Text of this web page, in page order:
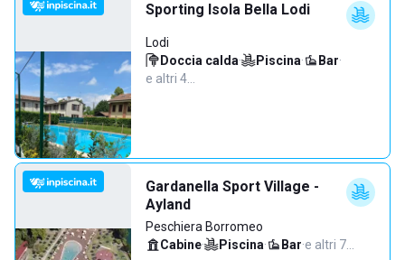
Sporting Isola Bella Lodi
Lodi
Doccia calda· Piscina· Bar·
e altri 4…
Gardanella Sport Village -
Ayland
Peschiera Borromeo
Cabine· Piscina· Bar·e altri 7…